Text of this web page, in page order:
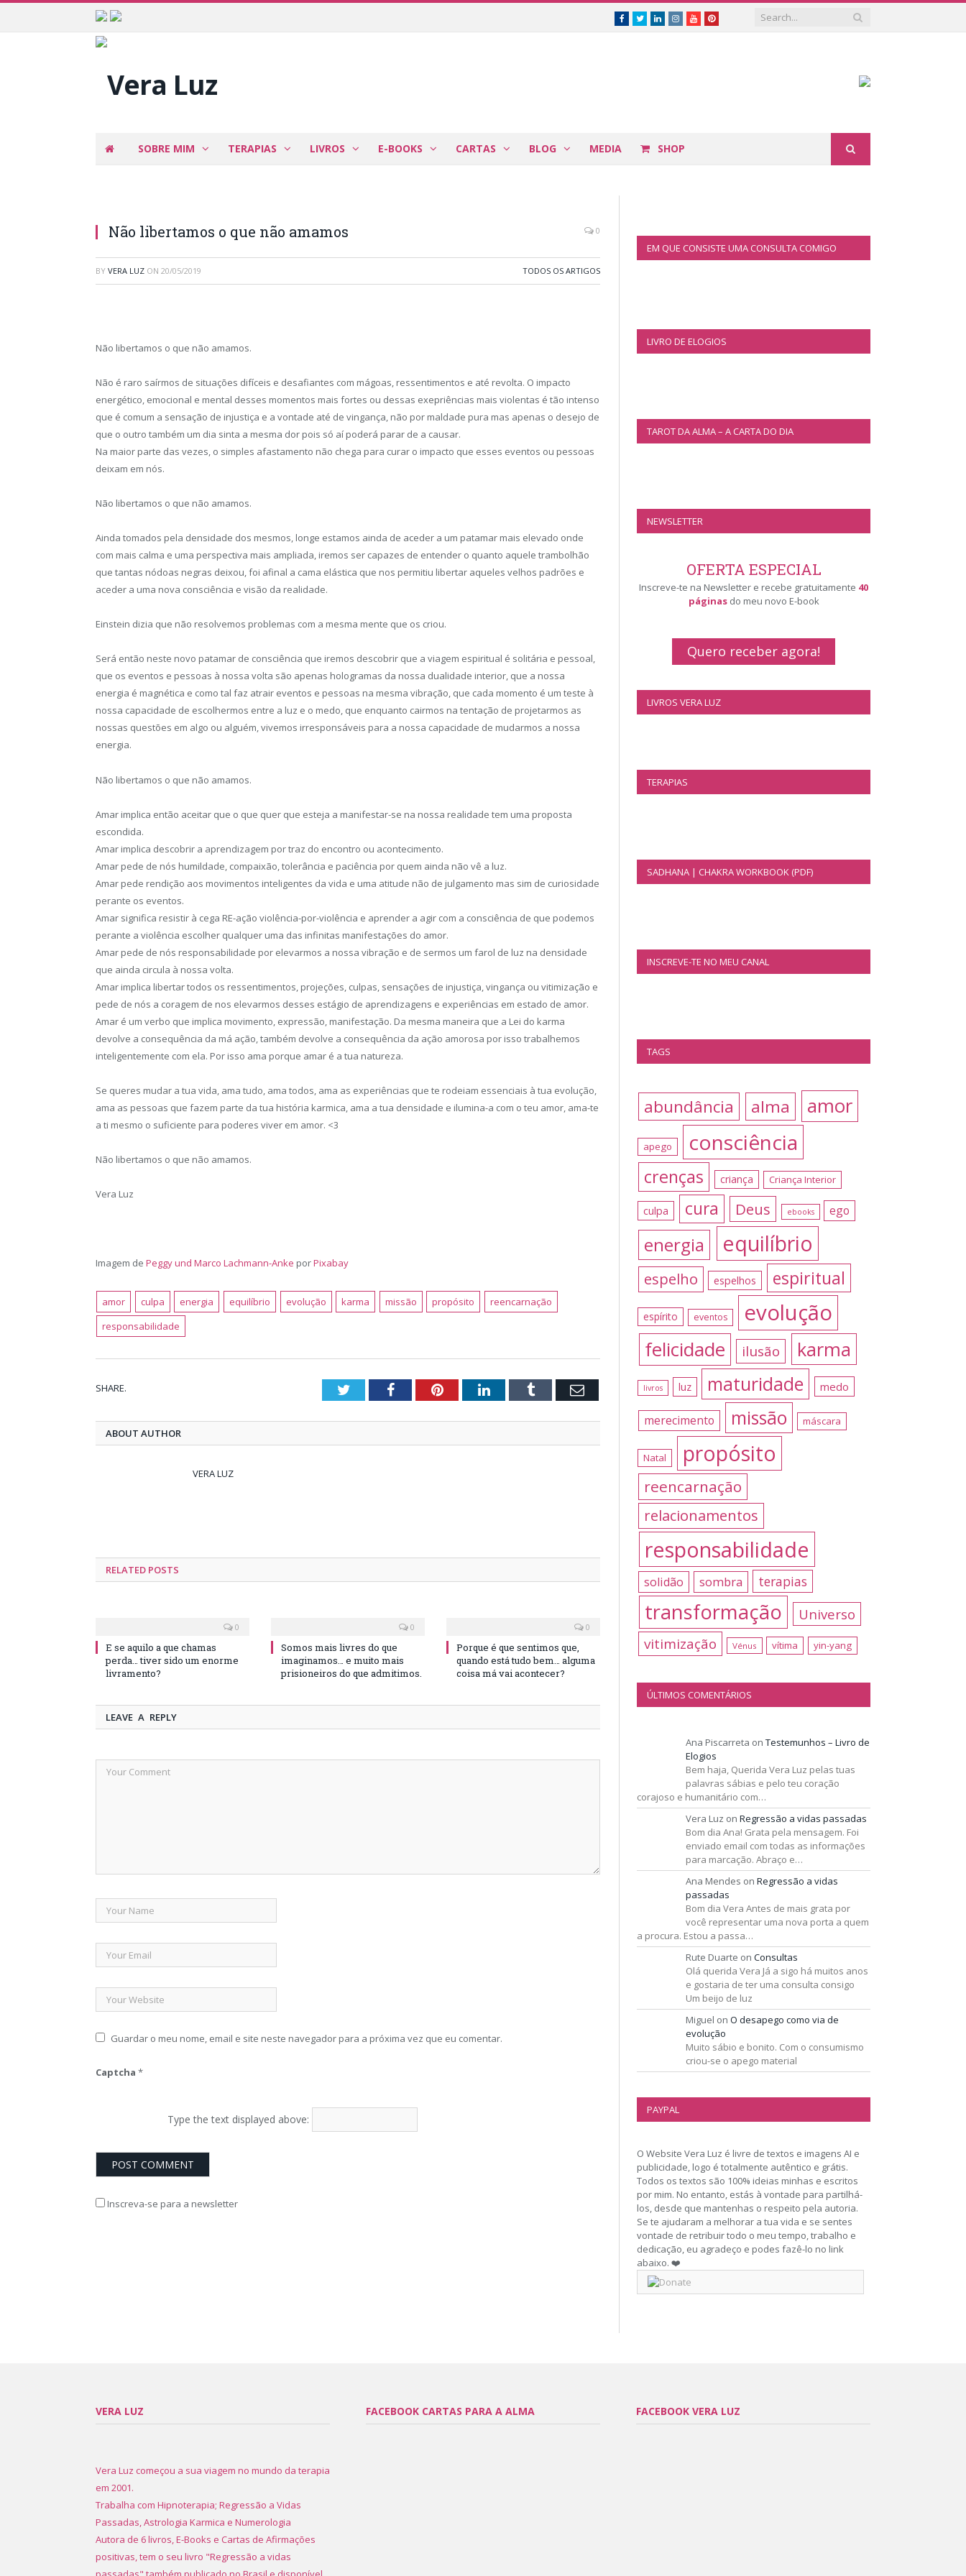
Facebook
TwitterLinkedinInstagram
YoutubePinterest
SOBRE MIM TERAPIAS LIVROS E-BOOKS CARTAS BLOG MEDIA SHOP
Não libertamos o que não amamos 0
BY VERA LUZ ON 20/05/2019 TODOS OS ARTIGOS
Não libertamos o que não amamos.
Não é raro saírmos de situações difíceis e desafiantes com mágoas, ressentimentos e até revolta. O impacto
energético, emocional e mental desses momentos mais fortes ou dessas exepriências mais violentas é tão intenso
que é comum a sensação de injustiça e a vontade até de vingança, não por maldade pura mas apenas o desejo de
que o outro também um dia sinta a mesma dor pois só aí poderá parar de a causar.
Na maior parte das vezes, o simples afastamento não chega para curar o impacto que esses eventos ou pessoas
deixam em nós.
Não libertamos o que não amamos.
Ainda tomados pela densidade dos mesmos, longe estamos ainda de aceder a um patamar mais elevado onde
com mais calma e uma perspectiva mais ampliada, iremos ser capazes de entender o quanto aquele trambolhão
que tantas nódoas negras deixou, foi afinal a cama elástica que nos permitiu libertar aqueles velhos padrões e
aceder a uma nova consciência e visão da realidade.
Einstein dizia que não resolvemos problemas com a mesma mente que os criou.
Será então neste novo patamar de consciência que iremos descobrir que a viagem espiritual é solitária e pessoal,
que os eventos e pessoas à nossa volta são apenas hologramas da nossa dualidade interior, que a nossa
energia é magnética e como tal faz atrair eventos e pessoas na mesma vibração, que cada momento é um teste à
nossa capacidade de escolhermos entre a luz e o medo, que enquanto cairmos na tentação de projetarmos as
nossas questões em algo ou alguém, vivemos irresponsáveis para a nossa capacidade de mudarmos a nossa
energia.
Não libertamos o que não amamos.
Amar implica então aceitar que o que quer que esteja a manifestar-se na nossa realidade tem uma proposta
escondida.
Amar implica descobrir a aprendizagem por traz do encontro ou acontecimento.
Amar pede de nós humildade, compaixão, tolerância e paciência por quem ainda não vê a luz.
Amar pede rendição aos movimentos inteligentes da vida e uma atitude não de julgamento mas sim de curiosidade
perante os eventos.
Amar significa resistir à cega RE-ação violência-por-violência e aprender a agir com a consciência de que podemos
perante a violência escolher qualquer uma das infinitas manifestações do amor.
Amar pede de nós responsabilidade por elevarmos a nossa vibração e de sermos um farol de luz na densidade
que ainda circula à nossa volta.
Amar implica libertar todos os ressentimentos, projeções, culpas, sensações de injustiça, vingança ou vitimização e
pede de nós a coragem de nos elevarmos desses estágio de aprendizagens e experiências em estado de amor.
Amar é um verbo que implica movimento, expressão, manifestação. Da mesma maneira que a Lei do karma
devolve a consequência da má ação, também devolve a consequência da ação amorosa por isso trabalhemos
inteligentemente com ela. Por isso ama porque amar é a tua natureza.
Se queres mudar a tua vida, ama tudo, ama todos, ama as experiências que te rodeiam essenciais à tua evolução,
ama as pessoas que fazem parte da tua história karmica, ama a tua densidade e ilumina-a com o teu amor, ama-te
a ti mesmo o suficiente para poderes viver em amor. <3
Não libertamos o que não amamos.
Vera Luz
Imagem de Peggy und Marco Lachmann-Anke porPixabay
amor culpa energia equilíbrio evolução karma missão propósito
reencarnação
responsabilidade
SHARE. TwitterFacebookPinterestLinkedInTumblr Email
ABOUT AUTHOR
VERA LUZ
RELATED POSTS
0
E se aquilo a que chamas
perda… tiver sido um enorme
livramento?
0
Somos mais livres do que
imaginamos… e muito mais
prisioneiros do que admitimos.
0
Porque é que sentimos que,
quando está tudo bem… alguma
coisa má vai acontecer?
LEAVE A REPLY
Guardar o meu nome, email e site neste navegador para a próxima vez que eu comentar.
Captcha *
Type the text displayed above:
Inscreva-se para a newsletter
EM QUE CONSISTE UMA CONSULTA COMIGO
LIVRO DE ELOGIOS
TAROT DA ALMA – A CARTA DO DIA
NEWSLETTER
OFERTA ESPECIAL
Inscreve-te na Newsletter e recebe gratuitamente 40
páginasdo meu novo E-book
Quero receber agora!
LIVROS VERA LUZ
TERAPIAS
SADHANA | CHAKRA WORKBOOK (PDF)
INSCREVE-TE NO MEU CANAL
TAGS
abundância alma amor
apego consciência
crenças criança Criança Interior
culpa cura Deus ebooks ego
energia equilíbrio
espelho espelhos espiritual
espírito eventos evolução
felicidade ilusão karma
livros luz maturidade medo
merecimento missão máscara
Natal propósito
reencarnação
relacionamentos
responsabilidade
solidão sombra terapias
transformação Universo
vitimização Vénus vítima yin-yang
ÚLTIMOS COMENTÁRIOS
Ana Piscarreta on Testemunhos – Livro de
Elogios
Bem haja, Querida Vera Luz pelas tuas
palavras sábias e pelo teu coração
corajoso e humanitário com…
Vera Luz on Regressão a vidas passadas
Bom dia Ana! Grata pela mensagem. Foi
enviado email com todas as informações
para marcação. Abraço e…
Ana Mendes on Regressão a vidas
passadas
Bom dia Vera Antes de mais grata por
você representar uma nova porta a quem
a procura. Estou a passa…
Rute Duarte on Consultas
Olá querida Vera Já a sigo há muitos anos
e gostaria de ter uma consulta consigo
Um beijo de luz
Miguel on O desapego como via de
evolução
Muito sábio e bonito. Com o consumismo
criou-se o apego material
PAYPAL
O Website Vera Luz é livre de textos e imagens AI e
publicidade, logo é totalmente autêntico e grátis.
Todos os textos são 100% ideias minhas e escritos
por mim. No entanto, estás à vontade para partilhá-
los, desde que mantenhas o respeito pela autoria.
Se te ajudaram a melhorar a tua vida e se sentes
vontade de retribuir todo o meu tempo, trabalho e
dedicação, eu agradeço e podes fazê-lo no link
abaixo. ❤️
VERA LUZ
Vera Luz começou a sua viagem no mundo da terapia
em 2001.
Trabalha com Hipnoterapia; Regressão a Vidas
Passadas, Astrologia Karmica e Numerologia
Autora de 6 livros, E-Books e Cartas de Afirmações
positivas, tem o seu livro "Regressão a vidas
FACEBOOK CARTAS PARA A ALMA FACEBOOK VERA LUZ